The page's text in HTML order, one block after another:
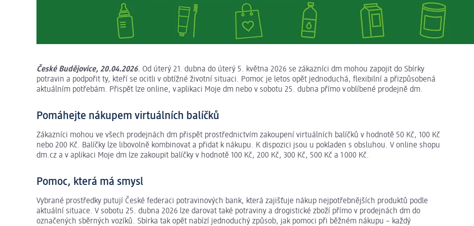
České Budějovice, 20.04.2026. Od úterý 21. dubna do úterý 5. května 2026 se zákazníci dm mohou zapojit do Sbírky
potravin a podpořit ty, kteří se ocitli v obtížné životní situaci. Pomoc je letos opět jednoduchá, flexibilní a přizpůsobená
aktuálním potřebám. Přispět lze online, v aplikaci Moje dm nebo v sobotu 25. dubna přímo v oblíbené prodejně dm.
Pomáhejte nákupem virtuálních balíčků
Zákazníci mohou ve všech prodejnách dm přispět prostřednictvím zakoupení virtuálních balíčků v hodnotě 50 Kč, 100 Kč
nebo 200 Kč. Balíčky lze libovolně kombinovat a přidat k nákupu. K dispozici jsou u pokladen s obsluhou. V online shopu
dm.cz a v aplikaci Moje dm lze zakoupit balíčky v hodnotě 100 Kč, 200 Kč, 300 Kč, 500 Kč a 1 000 Kč.
Pomoc, která má smysl
Vybrané prostředky putují České federaci potravinových bank, která zajišťuje nákup nejpotřebnějších produktů podle
aktuální situace. V sobotu 25. dubna 2026 lze darovat také potraviny a drogistické zboží přímo v prodejnách dm do
označených sběrných vozíků. Sbírka tak opět nabízí jednoduchý způsob, jak pomoci při běžném nákupu – každý